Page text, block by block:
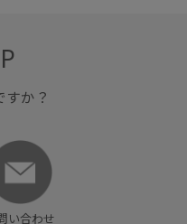
すか？
い合わせ